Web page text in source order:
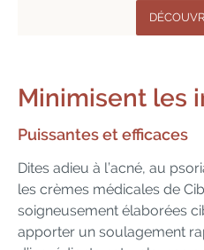
Minimisent les
Puissantes et efficaces
Dites adieu à l’acné, au
les crèmes médicales de
soigneusement élaborées
apporter un soulagement